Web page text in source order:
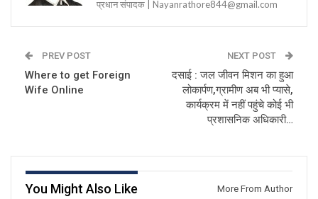
प्रधान संपादक | Nayanrathore844@gmail.com
PREV POST
Where to get Foreign
Wife Online
NEXT POST
दसाई : जल जीवन मिशन का हुआ
लोकार्पण,ग्रामीण अब भी प्यासे,
कार्यक्रम में नहीं पहुंचे कोई भी
प्रशासनिक अधिकारी…
You Might Also Like More From Author